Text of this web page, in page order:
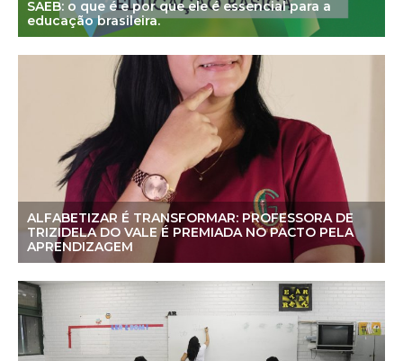
SAEB: o que é e por que ele é essencial para a
educação brasileira.
ALFABETIZAR É TRANSFORMAR: PROFESSORA DE
TRIZIDELA DO VALE É PREMIADA NO PACTO PELA
APRENDIZAGEM